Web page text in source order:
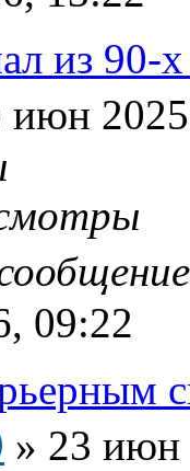
из 90-
июн
09:22
» 23 июн